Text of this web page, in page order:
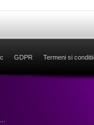
GDPR Termeni si conditii